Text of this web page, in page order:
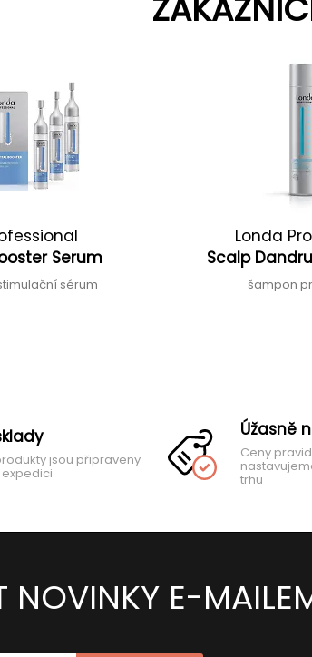
Serum
sérum
Londa
Scalp
šampon
jsou připraveny
Úžasně
Ceny
trhu
NOVINKY E-